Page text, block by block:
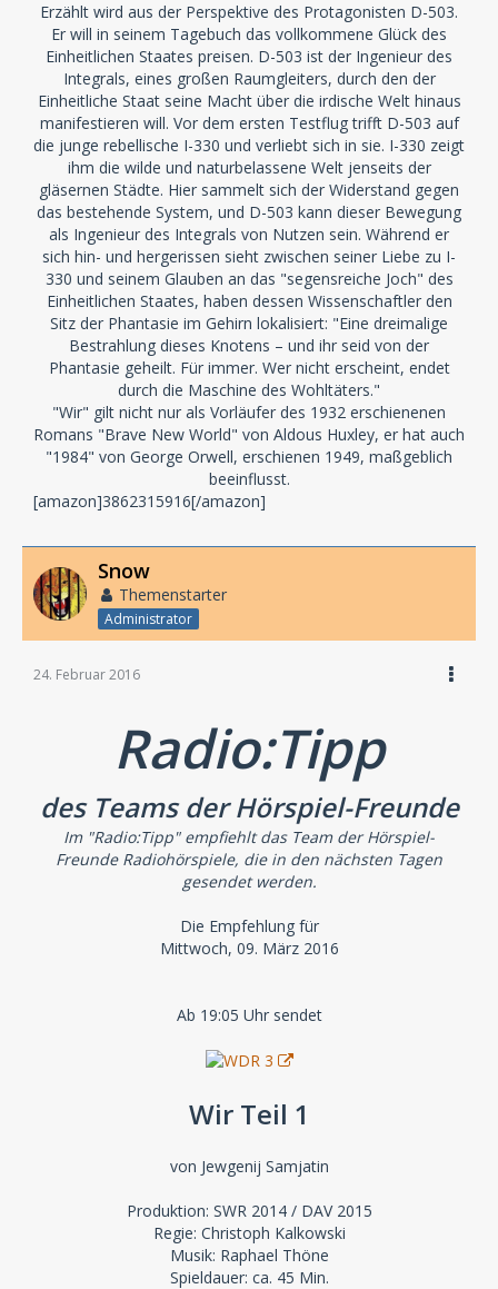
Erzählt wird aus der Perspektive des Protagonisten D-503.
Er will in seinem Tagebuch das vollkommene Glück des
Einheitlichen Staates preisen. D-503 ist der Ingenieur des
Integrals, eines großen Raumgleiters, durch den der
Einheitliche Staat seine Macht über die irdische Welt hinaus
manifestieren will. Vor dem ersten Testflug trifft D-503 auf
die junge rebellische I-330 und verliebt sich in sie. I-330 zeigt
ihm die wilde und naturbelassene Welt jenseits der
gläsernen Städte. Hier sammelt sich der Widerstand gegen
das bestehende System, und D-503 kann dieser Bewegung
als Ingenieur des Integrals von Nutzen sein. Während er
sich hin- und hergerissen sieht zwischen seiner Liebe zu I-
330 und seinem Glauben an das "segensreiche Joch" des
Einheitlichen Staates, haben dessen Wissenschaftler den
Sitz der Phantasie im Gehirn lokalisiert: "Eine dreimalige
Bestrahlung dieses Knotens – und ihr seid von der
Phantasie geheilt. Für immer. Wer nicht erscheint, endet
durch die Maschine des Wohltäters."
"Wir" gilt nicht nur als Vorläufer des 1932 erschienenen
Romans "Brave New World" von Aldous Huxley, er hat auch
"1984" von George Orwell, erschienen 1949, maßgeblich
beeinflusst.
[amazon]3862315916[/amazon]
Snow
Themenstarter
Administrator
24. Februar 2016
Radio:Tipp
des Teams der Hörspiel-Freunde
Im "Radio:Tipp" empfiehlt das Team der Hörspiel-
Freunde Radiohörspiele, die in den nächsten Tagen
gesendet werden.
Die Empfehlung für
Mittwoch, 09. März 2016
Ab 19:05 Uhr sendet
Wir Teil 1
von Jewgenij Samjatin
Produktion: SWR 2014 / DAV 2015
Regie: Christoph Kalkowski
Musik: Raphael Thöne
Spieldauer: ca. 45 Min.